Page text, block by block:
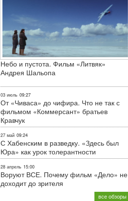
Небо и пустота. Фильм «Литвяк»
Андрея Шальопа
03 июль 09:27
От «Чиваса» до чифира. Что не так с
фильмом «Коммерсант» братьев
Кравчук
27 май 09:24
С Хабенским в разведку. «Здесь был
Юра» как урок толерантности
28 апрель 15:00
Воруют ВСЕ. Почему фильм «Дело» не
доходит до зрителя
все обзоры